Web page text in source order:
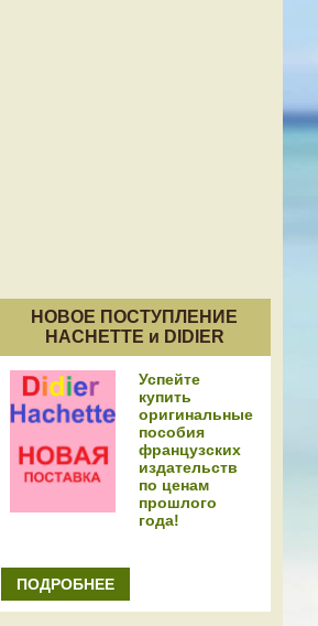
НОВОЕ ПОСТУПЛЕНИЕ
HACHETTE и DIDIER
Успейте
купить
оригинальные
пособия
французских
издательств
по ценам
прошлого
года!
ПОДРОБНЕЕ